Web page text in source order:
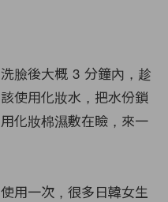
臉後大概 3 分鐘內，趁
使用化妝水，把水份鎖
化妝棉濕敷在瞼，來一
用一次，很多日韓女生